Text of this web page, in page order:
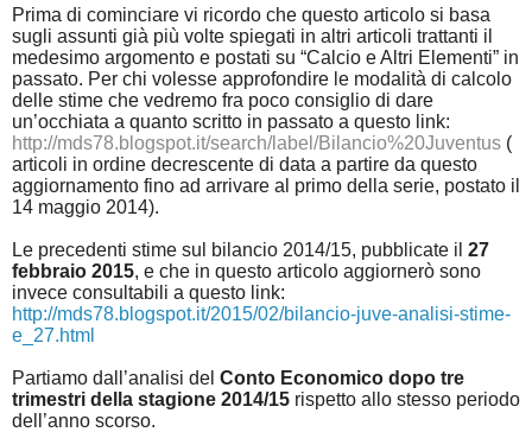
Prima di cominciare vi ricordo che questo articolo si basa
sugli assunti già più volte spiegati in altri articoli trattanti il
medesimo argomento e postati su “Calcio e Altri Elementi” in
passato. Per chi volesse approfondire le modalità di calcolo
delle stime che vedremo fra poco consiglio di dare
un’occhiata a quanto scritto in passato a questo link:
http://mds78.blogspot.it/search/label/Bilancio%20Juventus (
articoli in ordine decrescente di data a partire da questo
aggiornamento fino ad arrivare al primo della serie, postato il
14 maggio 2014).
Le precedenti stime sul bilancio 2014/15, pubblicate il 27
febbraio 2015, e che in questo articolo aggiornerò sono
invece consultabili a questo link:
http://mds78.blogspot.it/2015/02/bilancio-juve-analisi-stime-
e_27.html
Partiamo dall’analisi del Conto Economico dopo tre
trimestri della stagione 2014/15 rispetto allo stesso periodo
dell’anno scorso.